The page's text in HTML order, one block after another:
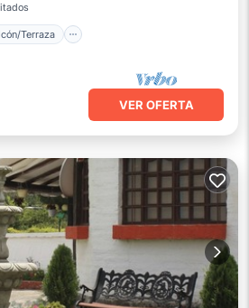
Terraza
VER OFERTA